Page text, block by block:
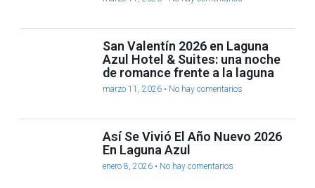
San Valentín 2026 en Laguna
Azul Hotel & Suites: una noche
de romance frente a la laguna
marzo 11, 2026 No hay comentarios
Así Se Vivió El Año Nuevo 2026
En Laguna Azul
enero 8, 2026 No hay comentarios